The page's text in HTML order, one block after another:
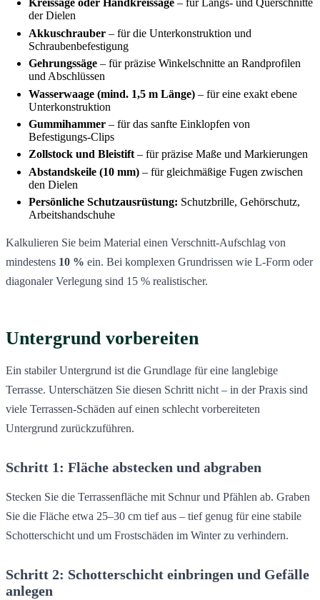
Kreissäge oder Handkreissäge – für Längs- und Querschnitte
der Dielen
Akkuschrauber – für die Unterkonstruktion und
Schraubenbefestigung
Gehrungssäge – für präzise Winkelschnitte an Randprofilen
und Abschlüssen
Wasserwaage (mind. 1,5 m Länge) – für eine exakt ebene
Unterkonstruktion
Gummihammer – für das sanfte Einklopfen von
Befestigungs-Clips
Zollstock und Bleistift – für präzise Maße und Markierungen
Abstandskeile (10 mm) – für gleichmäßige Fugen zwischen
den Dielen
Persönliche Schutzausrüstung: Schutzbrille, Gehörschutz,
Arbeitshandschuhe
Kalkulieren Sie beim Material einen Verschnitt-Aufschlag von
mindestens 10 % ein. Bei komplexen Grundrissen wie L-Form oder
diagonaler Verlegung sind 15 % realistischer.
Untergrund vorbereiten
Ein stabiler Untergrund ist die Grundlage für eine langlebige
Terrasse. Unterschätzen Sie diesen Schritt nicht – in der Praxis sind
viele Terrassen-Schäden auf einen schlecht vorbereiteten
Untergrund zurückzuführen.
Schritt 1: Fläche abstecken und abgraben
Stecken Sie die Terrassenfläche mit Schnur und Pfählen ab. Graben
Sie die Fläche etwa 25–30 cm tief aus – tief genug für eine stabile
Schotterschicht und um Frostschäden im Winter zu verhindern.
Schritt 2: Schotterschicht einbringen und Gefälle
anlegen